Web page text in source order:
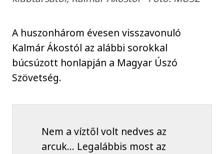
A huszonhárom évesen visszavonuló
Kalmár Ákostól az alábbi sorokkal
búcsúzott honlapján a Magyar Úszó
Szövetség.
Nem a víztől volt nedves az
arcuk… Legalábbis most az